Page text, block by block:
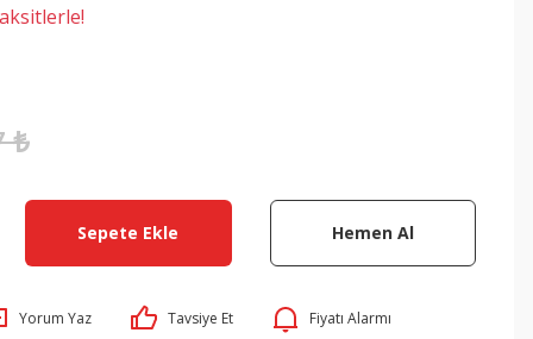
₺
Sepete Ekle Hemen Al
Yorum Yaz Tavsiye Et Fiyatı Alarmı